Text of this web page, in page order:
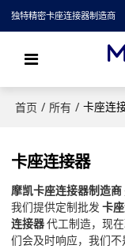
独特精密卡座连接器制造商
首页 / 所有 / 卡座连
卡座连接器
摩凯卡座连接器制造商
我们提供定制批发卡
连接器代工制造，现
们会及时响应，我们